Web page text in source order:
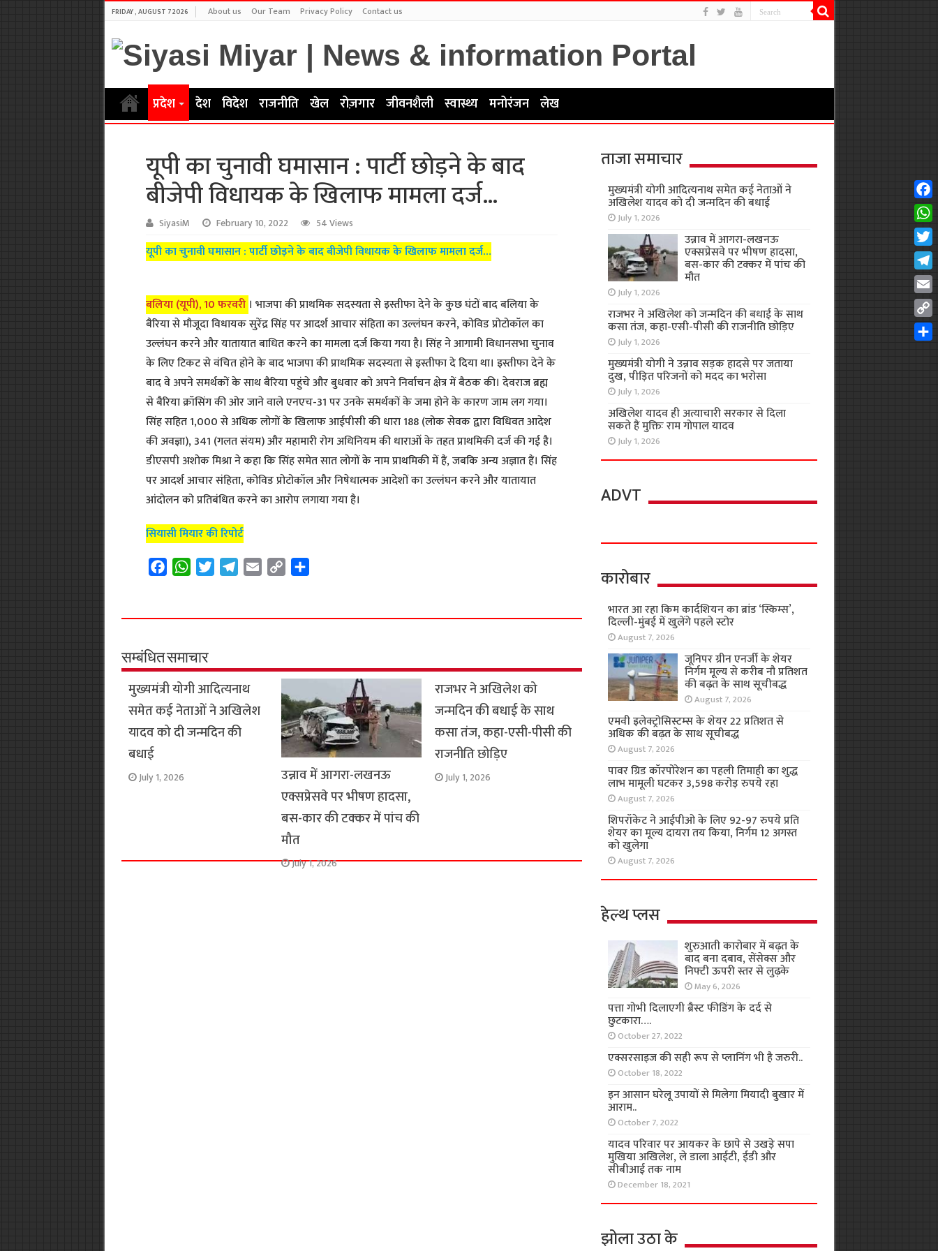
FRIDAY , AUGUST 7 2026 About us Our Team Privacy Policy Contact us
प्रदेश देश विदेश राजनीति खेल रोज़गार जीवनशैली स्वास्थ्य मनोरंजन लेख
यूपी का चुनावी घमासान : पार्टी छोड़ने के बाद
बीजेपी विधायक के खिलाफ मामला दर्ज…
SiyasiM February 10, 2022 54 Views
यूपी का चुनावी घमासान : पार्टी छोड़ने के बाद बीजेपी विधायक के खिलाफ मामला दर्ज…
बलिया (यूपी), 10 फरवरी । भाजपा की प्राथमिक सदस्यता से इस्तीफा देने के कुछ घंटों बाद बलिया के
बैरिया से मौजूदा विधायक सुरेंद्र सिंह पर आदर्श आचार संहिता का उल्लंघन करने, कोविड प्रोटोकॉल का
उल्लंघन करने और यातायात बाधित करने का मामला दर्ज किया गया है। सिंह ने आगामी विधानसभा चुनाव
के लिए टिकट से वंचित होने के बाद भाजपा की प्राथमिक सदस्यता से इस्तीफा दे दिया था। इस्तीफा देने के
बाद वे अपने समर्थकों के साथ बैरिया पहुंचे और बुधवार को अपने निर्वाचन क्षेत्र में बैठक की। देवराज ब्रह्म
से बैरिया क्रॉसिंग की ओर जाने वाले एनएच-31 पर उनके समर्थकों के जमा होने के कारण जाम लग गया।
सिंह सहित 1,000 से अधिक लोगों के खिलाफ आईपीसी की धारा 188 (लोक सेवक द्वारा विधिवत आदेश
की अवज्ञा), 341 (गलत संयम) और महामारी रोग अधिनियम की धाराओं के तहत प्राथमिकी दर्ज की गई है।
डीएसपी अशोक मिश्रा ने कहा कि सिंह समेत सात लोगों के नाम प्राथमिकी में हैं, जबकि अन्य अज्ञात हैं। सिंह
पर आदर्श आचार संहिता, कोविड प्रोटोकॉल और निषेधात्मक आदेशों का उल्लंघन करने और यातायात
आंदोलन को प्रतिबंधित करने का आरोप लगाया गया है।
सियासी मियार की रिपोर्ट
e
o
o
k
W
t
A
p
p
t
r
e
a
m
i
y
n
k
r
सम्बंधित समाचार
मुख्यमंत्री योगी आदित्यनाथ
समेत कई नेताओं ने अखिलेश
यादव को दी जन्मदिन की
बधाई
July 1, 2026
उन्नाव में आगरा-लखनऊ
एक्सप्रेसवे पर भीषण हादसा,
बस-कार की टक्कर में पांच की
मौत
July 1, 2026
राजभर ने अखिलेश को
जन्मदिन की बधाई के साथ
कसा तंज, कहा-एसी-पीसी की
राजनीति छोड़िए
July 1, 2026
ताजा समाचार
मुख्यमंत्री योगी आदित्यनाथ समेत कई नेताओं ने
अखिलेश यादव को दी जन्मदिन की बधाई
July 1, 2026
उन्नाव में आगरा-लखनऊ
एक्सप्रेसवे पर भीषण हादसा,
बस-कार की टक्कर में पांच की
मौत
July 1, 2026
राजभर ने अखिलेश को जन्मदिन की बधाई के साथ
कसा तंज, कहा-एसी-पीसी की राजनीति छोड़िए
July 1, 2026
मुख्यमंत्री योगी ने उन्नाव सड़क हादसे पर जताया
दुख, पीड़ित परिजनों को मदद का भरोसा
July 1, 2026
अखिलेश यादव ही अत्याचारी सरकार से दिला
सकते हैं मुक्तिः राम गोपाल यादव
July 1, 2026
ADVT
कारोबार
भारत आ रहा किम कार्दशियन का ब्रांड ‘स्किम्स’,
दिल्ली-मुंबई में खुलेंगे पहले स्टोर
August 7, 2026
जूनिपर ग्रीन एनर्जी के शेयर
निर्गम मूल्य से करीब नौ प्रतिशत
की बढ़त के साथ सूचीबद्ध
August 7, 2026
एमवी इलेक्ट्रोसिस्टम्स के शेयर 22 प्रतिशत से
अधिक की बढ़त के साथ सूचीबद्ध
August 7, 2026
पावर ग्रिड कॉरपोरेशन का पहली तिमाही का शुद्ध
लाभ मामूली घटकर 3,598 करोड़ रुपये रहा
August 7, 2026
शिपरॉकेट ने आईपीओ के लिए 92-97 रुपये प्रति
शेयर का मूल्य दायरा तय किया, निर्गम 12 अगस्त
को खुलेगा
August 7, 2026
हेल्थ प्लस
शुरुआती कारोबार में बढ़त के
बाद बना दबाव, सेंसेक्स और
निफ्टी ऊपरी स्तर से लुढ़के
May 6, 2026
पत्ता गोभी दिलाएगी ब्रैस्ट फीडिंग के दर्द से
छुटकारा….
October 27, 2022
एक्सरसाइज की सही रूप से प्लानिंग भी है जरुरी..
October 18, 2022
इन आसान घरेलू उपायों से मिलेगा मियादी बुखार में
आराम..
October 7, 2022
यादव परिवार पर आयकर के छापे से उखड़े सपा
मुखिया अखिलेश, ले डाला आईटी, ईडी और
सीबीआई तक नाम
December 18, 2021
झोला उठा के
Copy
Link